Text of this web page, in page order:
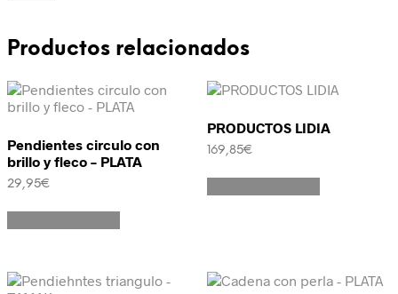
Productos relacionados
Pendientes circulo con
brillo y fleco – PLATA
29,95€
PRODUCTOS LIDIA
169,85€